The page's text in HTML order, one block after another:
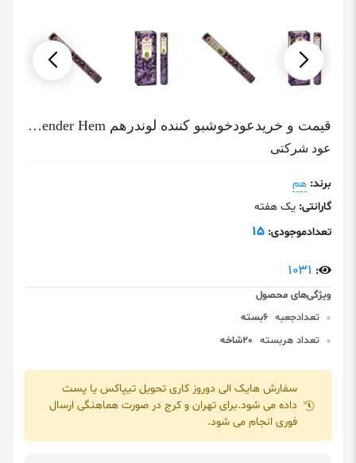
قیمت و خریدعودخوشبو کننده لوندرهم Lavender Hem
عود شرکتی
برند: هم
گارانتی: یک هفته
تعدادموجودی: 15
:
1031
تعدادجعبه 6بسته
تعداد هربسته 20شاخه
سفارش هایک الی دوروز کاری تحویل تیپاکس یا پست
داده می شود.برای تهران و کرج در صورت هماهنگی ارسال
فوری انجام می شود.